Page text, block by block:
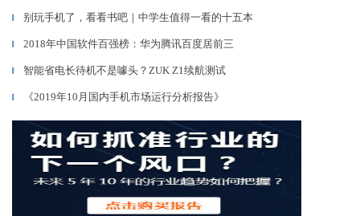
▎ 别玩手机了，看看书吧｜中学生值得一看的十五本
▎ 2018年中国软件百强榜：华为腾讯百度居前三
▎ 智能省电长待机不是噱头？ZUK Z1续航测试
▎ 《2019年10月国内手机市场运行分析报告》